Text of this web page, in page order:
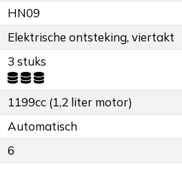
HN09
Elektrische ontsteking, viertakt
3 stuks
1199cc (1,2 liter motor)
Automatisch
6